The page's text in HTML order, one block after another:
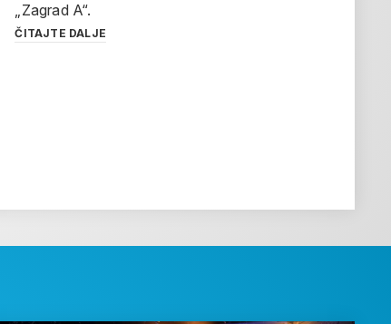
„Zagrad A“.
ČITAJTE DALJE